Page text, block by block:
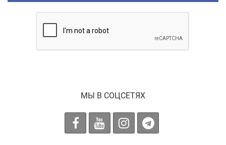
МЫ В СОЦСЕТЯХ